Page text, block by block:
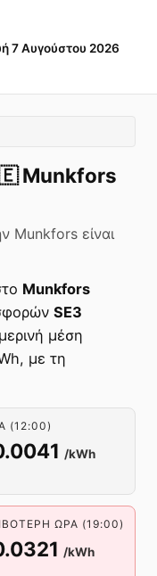
7 Αυγούστου 2026
Munkfors
Munkfors είναι
Munkfors
SE3
μέση
με τη
(12:00)
/kWh
ΏΡΑ (19:00)
/kWh